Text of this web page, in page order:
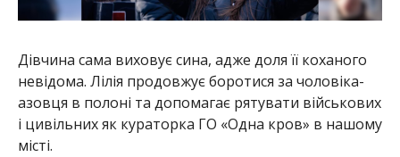
Дівчина сама виховує сина, адже доля її коханого
невідома. Лілія продовжує боротися за чоловіка-
азовця в полоні та допомагає рятувати військових
і цивільних як кураторка ГО «Одна кров» в нашому
місті.